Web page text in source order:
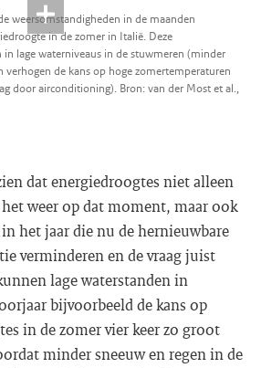
weersomstandigheden in de maanden
in de zomer in Italië. Deze
lage waterniveaus in de stuwmeren (minder
verhogen de kans op hoge zomertemperaturen
door airconditioning). Bron: van der Most et al.,
dat energiedroogtes niet alleen
weer op dat moment, maar ook
het jaar die nu de hernieuwbare
verminderen en de vraag juist
lage waterstanden in
bijvoorbeeld de kans op
in de zomer vier keer zo groot
minder sneeuw en regen in de